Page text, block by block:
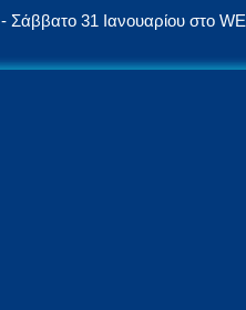
31 Ιανουαρίου στο WE